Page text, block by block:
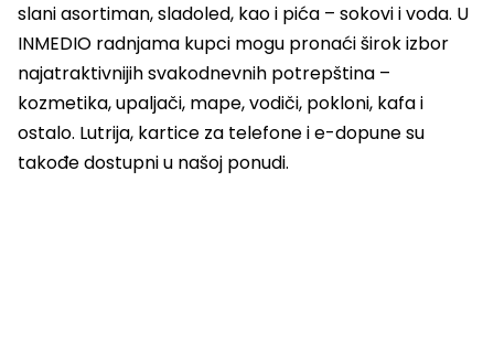
slani asortiman, sladoled, kao i pića – sokovi i voda. U
INMEDIO radnjama kupci mogu pronaći širok izbor
najatraktivnijih svakodnevnih potrepština –
kozmetika, upaljači, mape, vodiči, pokloni, kafa i
ostalo. Lutrija, kartice za telefone i e-dopune su
takođe dostupni u našoj ponudi.